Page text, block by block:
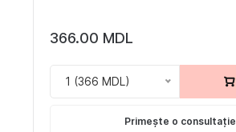
366.00 MDL
1 (366 MDL)
Primește o consultație